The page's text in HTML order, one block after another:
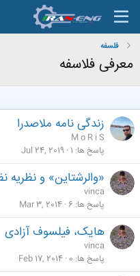
فلسفه
معرفی فلاسفه
زندگی نامه ملاصدرا
M o R i S
پاسخ ها 1
Jul 24, 2019
«والرشتاین» و نظریه
vinca
پاسخ ها 6
Mar 3, 2014
هايک، فيلسوف آزادی
vinca
پاسخ ها 0
Feb 17, 2014